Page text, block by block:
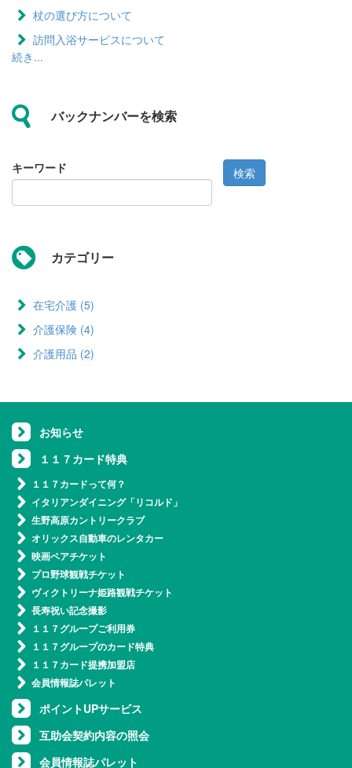
杖の選び方について
訪問入浴サービスについて
続き...
バックナンバーを検索
キーワード 検索
カテゴリー
在宅介護 (5)
介護保険 (4)
介護用品 (2)
お知らせ
１１７カード特典
１１７カードって何？
イタリアンダイニング「リコルド」
生野高原カントリークラブ
オリックス自動車のレンタカー
映画ペアチケット
プロ野球観戦チケット
ヴィクトリーナ姫路観戦チケット
長寿祝い記念撮影
１１７グループご利用券
１１７グループのカード特典
１１７カード提携加盟店
会員情報誌パレット
ポイントUPサービス
互助会契約内容の照会
会員情報誌パレット